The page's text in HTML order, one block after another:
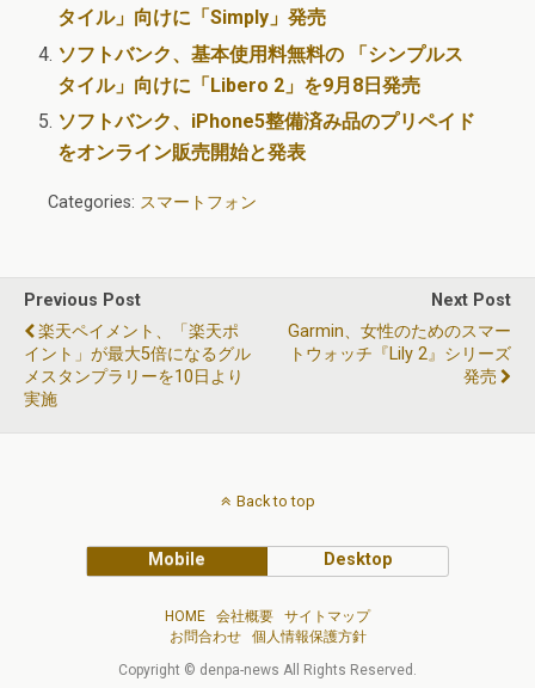
タイル」向けに「Simply」発売
ソフトバンク、基本使用料無料の 「シンプルス
タイル」向けに「Libero 2」を9月8日発売
ソフトバンク、iPhone5整備済み品のプリペイド
をオンライン販売開始と発表
Categories: スマートフォン
Previous Post
楽天ペイメント、「楽天ポ
イント」が最大5倍になるグル
メスタンプラリーを10日より
実施
Next Post
Garmin、女性のためのスマー
トウォッチ『Lily 2』シリーズ
発売
Back to top
Mobile Desktop
HOME 会社概要
サイトマップ
お問合わせ
個人情報保護方針
Copyright © denpa-news All Rights Reserved.